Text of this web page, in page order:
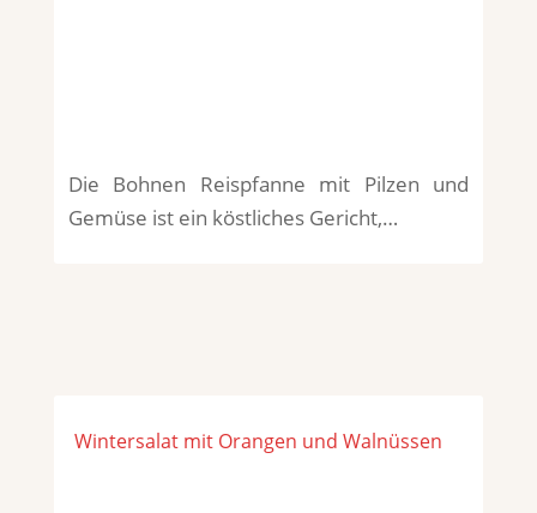
Die Bohnen Reispfanne mit Pilzen und
Gemüse ist ein köstliches Gericht,…
Wintersalat mit Orangen und Walnüssen